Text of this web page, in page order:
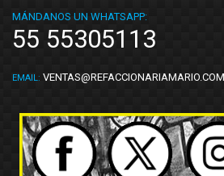
MÁNDANOS UN WHATSAPP:
55 55305113
EMAIL: VENTAS@REFACCIONARIAMARIO.COM